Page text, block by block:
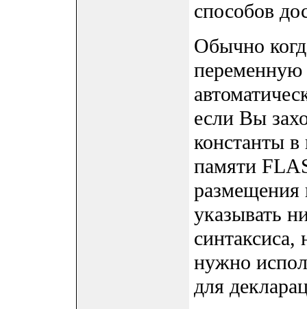
способов
Обычно
если Вы
константы
памяти
указывать
нужно
для